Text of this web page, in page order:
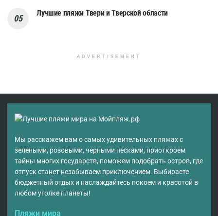
Лучшие пляжи Твери и Тверской области
ADVERTISEMENT
Мы расскажем вам о самых удивительных пляжах с
зелеными, розовыми, черными песками, приоткроем
тайны многих государств, поможем подобрать остров, где
отпуск станет незабываем приключением. Выбираете
бюджетный отдых и наслаждайтесь покоем и красотой в
любом уголке планеты!
Пляжи мира